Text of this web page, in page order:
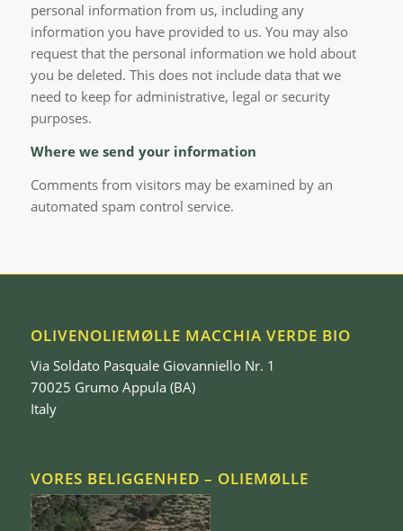
personal information from us, including any
information you have provided to us. You may also
request that the personal information we hold about
you be deleted. This does not include data that we
need to keep for administrative, legal or security
purposes.
Where we send your information
Comments from visitors may be examined by an
automated spam control service.
OLIVENOLIEMØLLE MACCHIA VERDE BIO
Via Soldato Pasquale Giovanniello Nr. 1
70025 Grumo Appula (BA)
Italy
VORES BELIGGENHED – OLIEMØLLE